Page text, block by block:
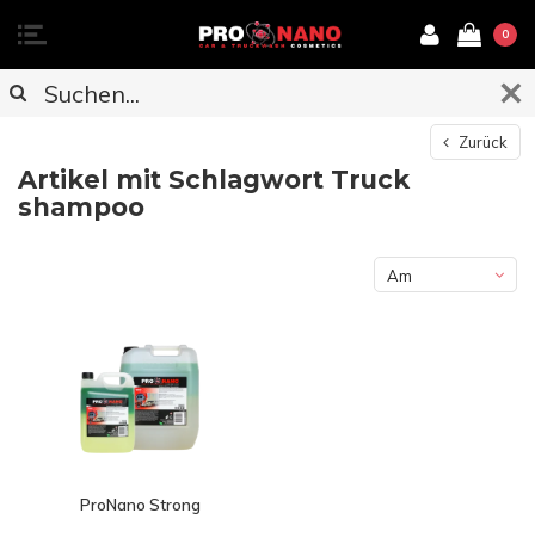
0
Zurück
Artikel mit Schlagwort Truck
shampoo
Am
ProNano Strong